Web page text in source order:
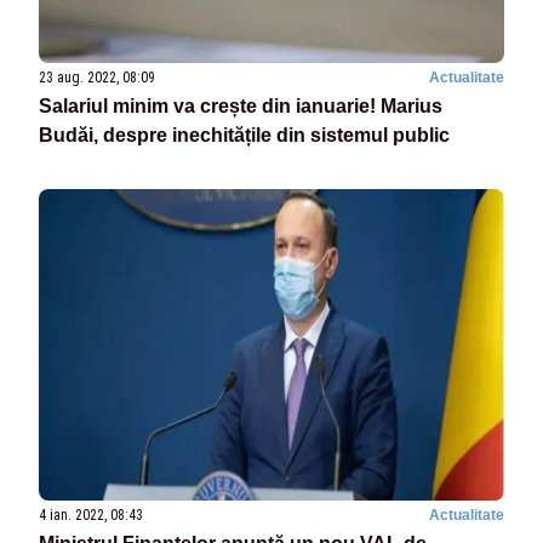
23 aug. 2022, 08:09 Actualitate
Salariul minim va crește din ianuarie! Marius
Budăi, despre inechitățile din sistemul public
4 ian. 2022, 08:43 Actualitate